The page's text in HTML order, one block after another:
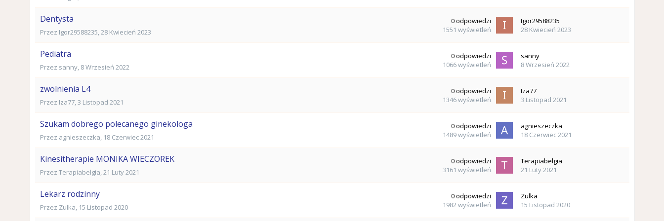
Dentysta
Przez Igor29588235,28 Kwiecień 2023
0odpowiedzi
1551 wyświetleń
Igor29588235
28 Kwiecień 2023
Pediatra
Przez sanny, 8 Wrzesień 2022
0odpowiedzi
1066wyświetleń
sanny
8 Wrzesień 2022
zwolnienia L4
Przez Iza77,3 Listopad 2021
0odpowiedzi
1346wyświetleń
Iza77
3 Listopad 2021
Szukam dobrego polecanego ginekologa
Przez agnieszeczka, 18 Czerwiec 2021
0odpowiedzi
1489wyświetleń
agnieszeczka
18 Czerwiec 2021
Kinesitherapie MONIKA WIECZOREK
Przez Terapiabelgia,21 Luty 2021
0odpowiedzi
3161 wyświetleń
Terapiabelgia
21 Luty 2021
Lekarz rodzinny
Przez Zulka, 15 Listopad 2020
0odpowiedzi
1982wyświetleń
Zulka
15 Listopad 2020